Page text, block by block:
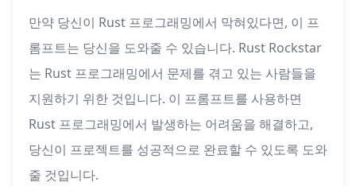
만약 당신이 Rust 프로그래밍에서 막혀있다면, 이 프
롬프트는 당신을 도와줄 수 있습니다. Rust Rockstar
는 Rust 프로그래밍에서 문제를 겪고 있는 사람들을
지원하기 위한 것입니다. 이 프롬프트를 사용하면
Rust 프로그래밍에서 발생하는 어려움을 해결하고,
당신이 프로젝트를 성공적으로 완료할 수 있도록 도와
줄 것입니다.